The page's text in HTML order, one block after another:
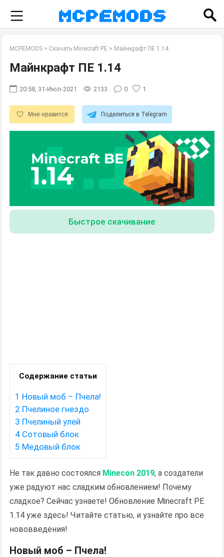
MCPEMODS > Скачать Minecraft PE > Майнкрафт ПЕ 1.14
Майнкрафт ПЕ 1.14
20:58, 31-Июл-2021 2133 0 1
Мне нравится Поделиться в Telegram
Быстрое скачивание
Содержание статьи
1 Новый моб – Пчела!
2 Пчелиное гнездо
3 Пчелиный улей
4 Сотовый блок
5 Медовый блок
Не так давно состоялся Minecon 2019, а создатели
уже радуют нас сладким обновлением! Почему
сладкое? Сейчас узнаете! Обновление Minecraft PE
1.14 уже здесь! Читайте статью, и узнайте про все
нововведения!
Новый моб – Пчела!